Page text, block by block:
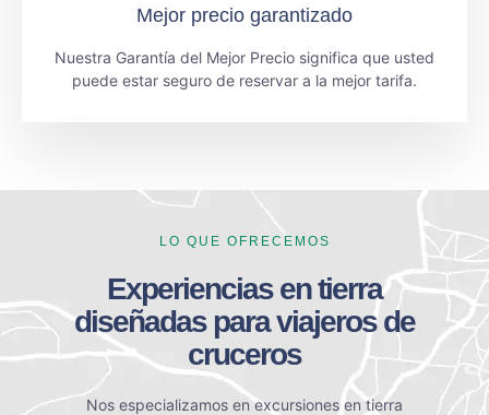
Mejor precio garantizado
Nuestra Garantía del Mejor Precio significa que usted
puede estar seguro de reservar a la mejor tarifa.
LO QUE OFRECEMOS
Experiencias en tierra
diseñadas para viajeros de
cruceros
Nos especializamos en excursiones en tierra